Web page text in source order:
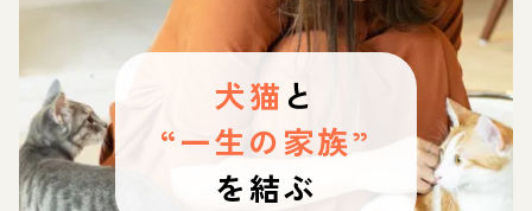
犬猫 と
“一生の家族”
を結ぶ